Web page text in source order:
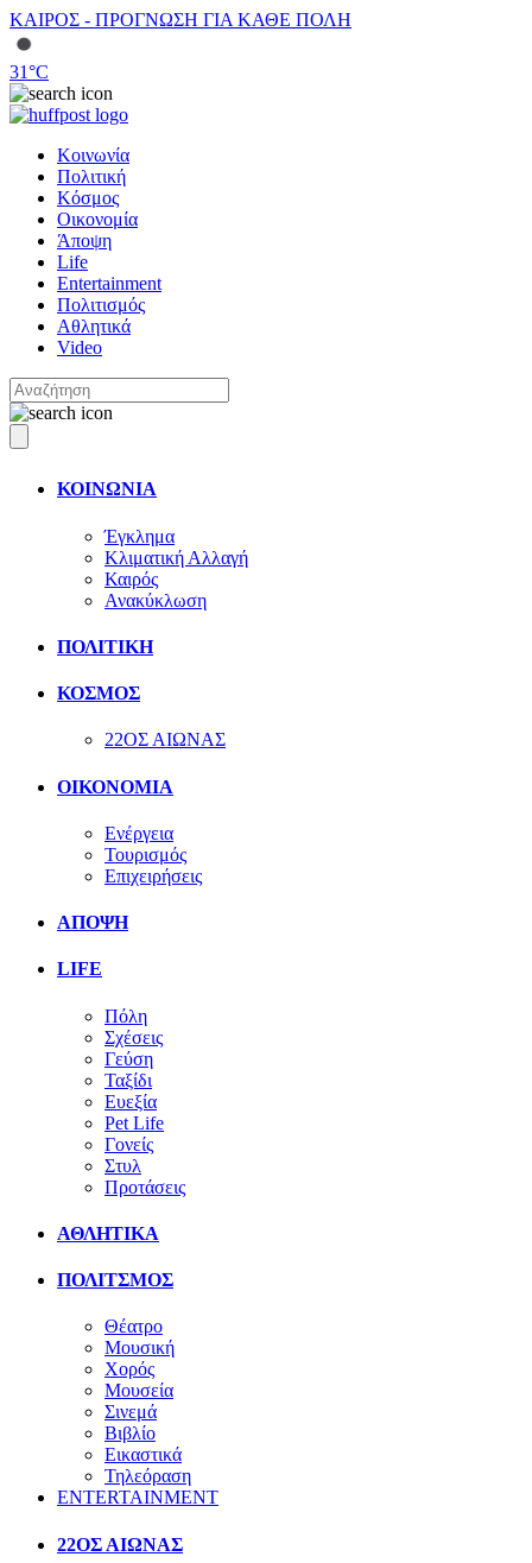
ΚΑΙΡΟΣ - ΠΡΟΓΝΩΣΗ ΓΙΑ ΚΑΘΕ ΠΟΛΗ
31°C
Κοινωνία
Πολιτική
Κόσμος
Οικονομία
Άποψη
Life
Entertainment
Πολιτισμός
Αθλητικά
Video
ΚΟΙΝΩΝΙΑ
Έγκλημα
Κλιματική Αλλαγή
Καιρός
Ανακύκλωση
ΠΟΛΙΤΙΚΗ
ΚΟΣΜΟΣ
22ΟΣ ΑΙΩΝΑΣ
ΟΙΚΟΝΟΜΙΑ
Ενέργεια
Τουρισμός
Επιχειρήσεις
ΑΠΟΨΗ
LIFE
Πόλη
Σχέσεις
Γεύση
Ταξίδι
Ευεξία
Pet Life
Γονείς
Στυλ
Προτάσεις
ΑΘΛΗΤΙΚΑ
ΠΟΛΙΤΣΜΟΣ
Θέατρο
Μουσική
Χορός
Μουσεία
Σινεμά
Βιβλίο
Εικαστικά
Τηλεόραση
ENTERTAINMENT
22ΟΣ ΑΙΩΝΑΣ